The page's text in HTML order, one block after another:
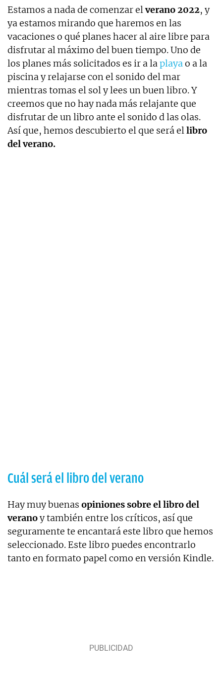
Estamos a nada de comenzar elverano 2022, y
ya estamos mirando que haremos en las
vacaciones o qué planes hacer al aire libre para
disfrutar al máximo del buen tiempo. Uno de
los planes más solicitados es ir a laplayao a la
piscina y relajarse con el sonido del mar
mientras tomas el sol y lees un buen libro. Y
creemos que no hay nada más relajante que
disfrutar de un libro ante el sonido d las olas.
Así que, hemos descubierto el que será ellibro
del verano.
Cuál será el libro del verano
Hay muy buenas opiniones sobre el libro del
veranoy también entre los críticos, así que
seguramente te encantará este libro que hemos
seleccionado. Este libro puedes encontrarlo
tanto en formato papel como en versión Kindle.